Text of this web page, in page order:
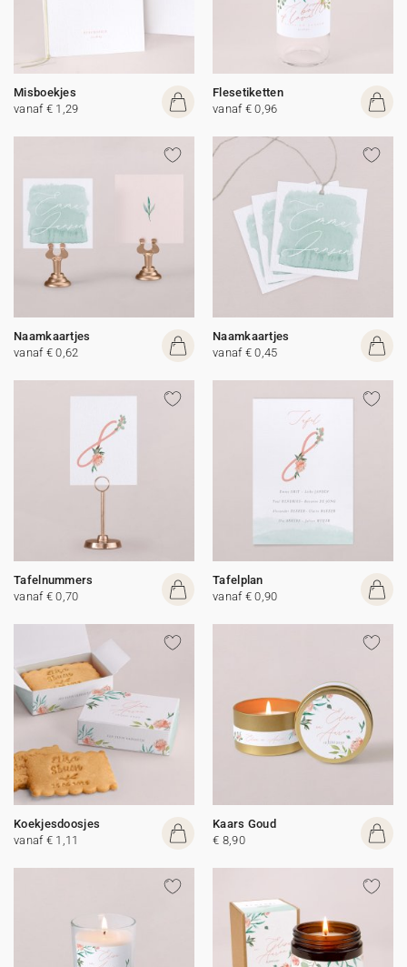
Misboekjes
vanaf € 1,29
Flesetiketten
vanaf € 0,96
Naamkaartjes
vanaf € 0,62
Naamkaartjes
vanaf € 0,45
Tafelnummers
vanaf € 0,70
Tafelplan
vanaf € 0,90
Koekjesdoosjes
vanaf € 1,11
Kaars Goud
€ 8,90